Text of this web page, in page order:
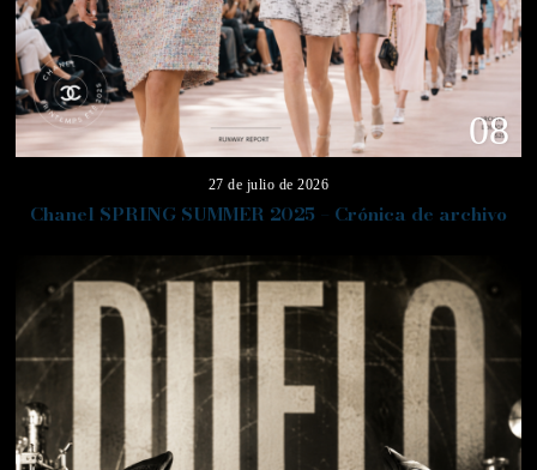
08
27 de julio de 2026
Chanel SPRING SUMMER 2025 – Crónica de archivo